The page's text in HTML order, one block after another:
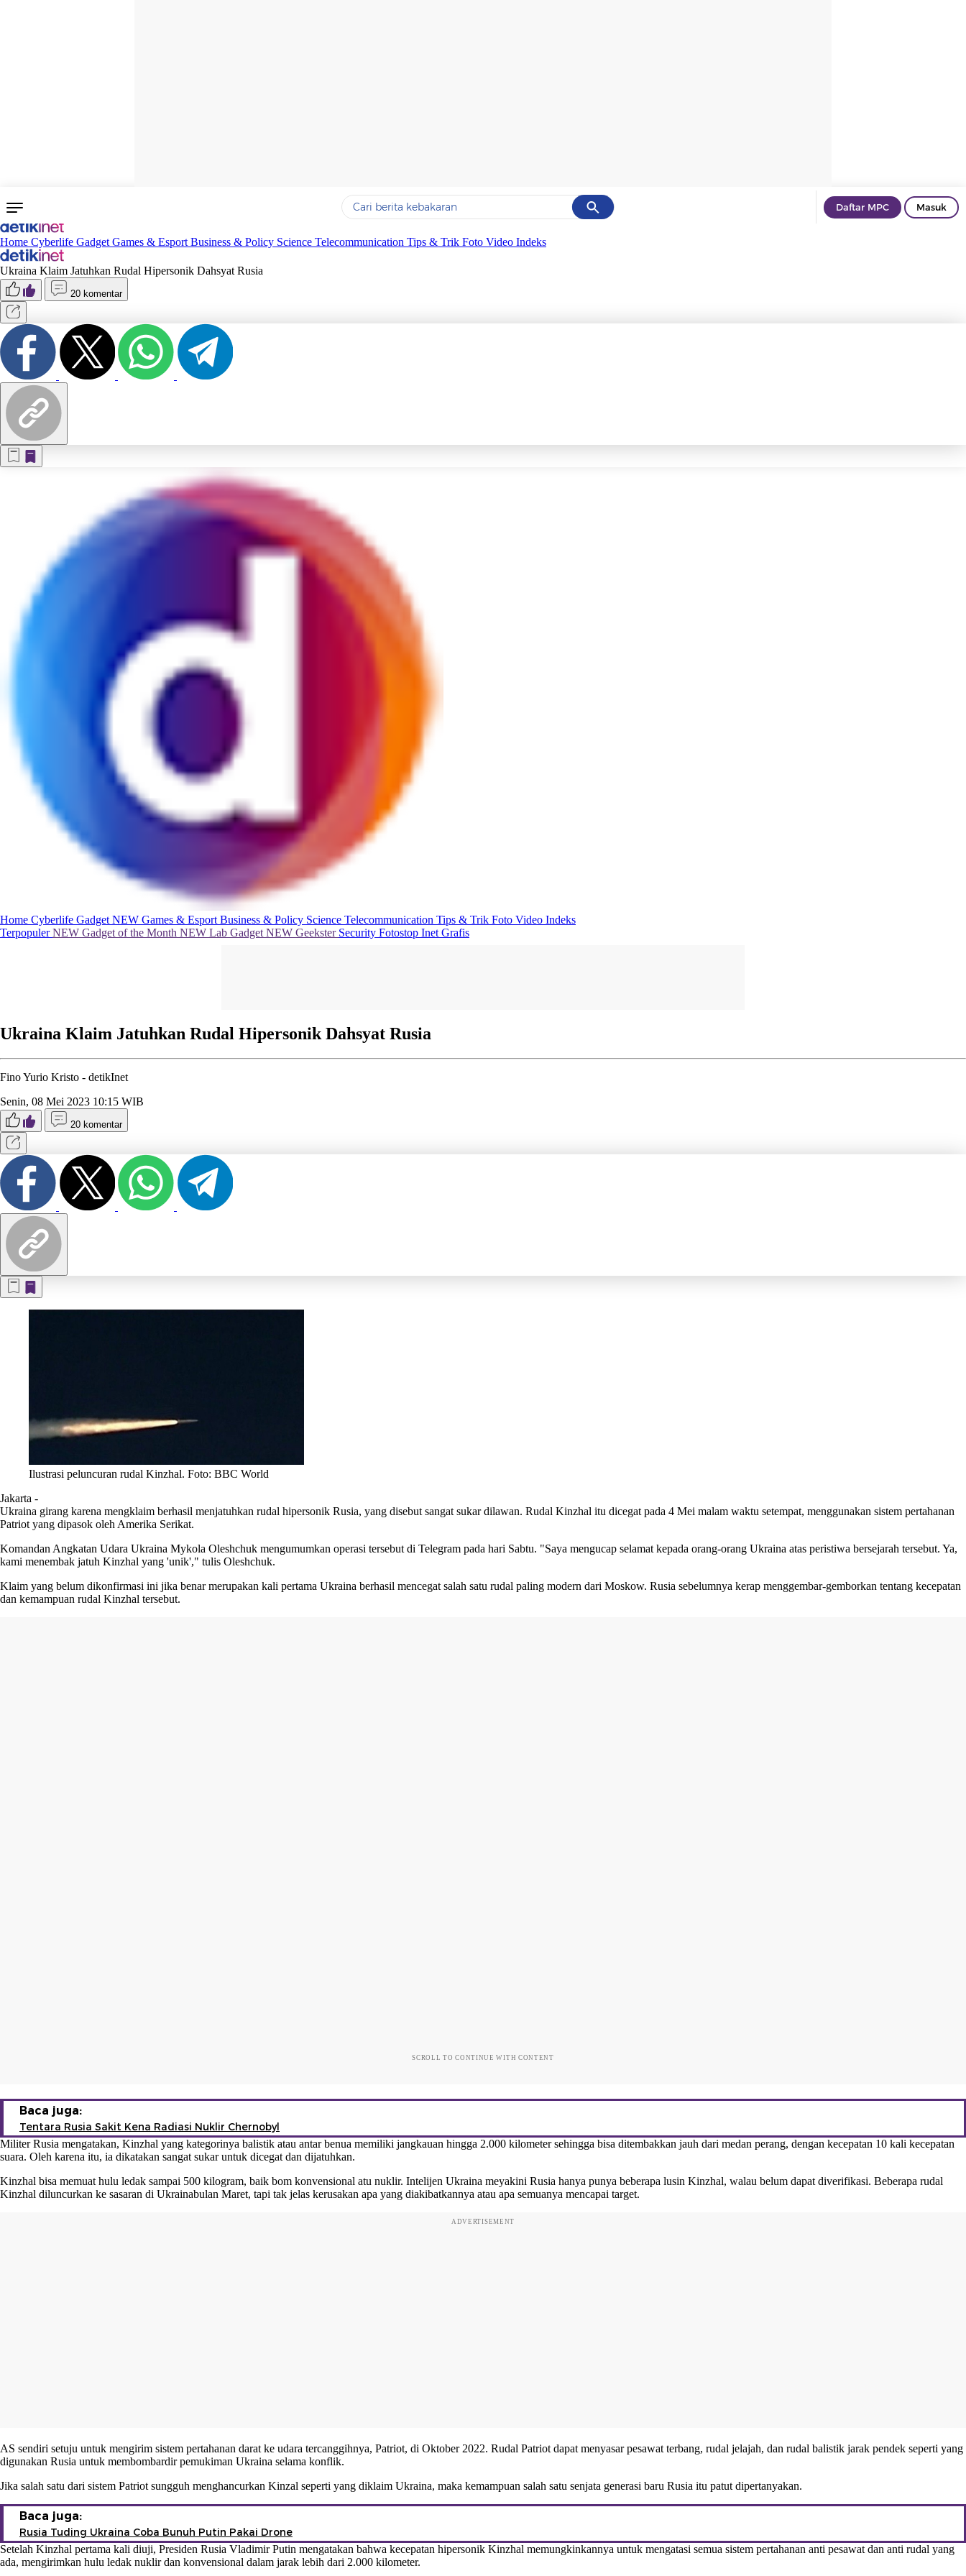
Cancel
Yang sedang ramai dicari
Terakhir yang dicari
Daftar MPC Masuk
Home Cyberlife Gadget Games & Esport Business & Policy Science Telecommunication Tips & Trik Foto Video Indeks
Ukraina Klaim Jatuhkan Rudal Hipersonik Dahsyat Rusia
20 komentar
Home Cyberlife Gadget NEW Games & Esport Business & Policy Science Telecommunication Tips & Trik Foto Video Indeks
TerpopulerNEW Gadget of the Month NEW Lab Gadget NEW Geekster Security Fotostop Inet Grafis
Ukraina Klaim Jatuhkan Rudal Hipersonik Dahsyat Rusia
Fino Yurio Kristo - detikInet
Senin, 08 Mei 2023 10:15 WIB
20 komentar
Ilustrasi peluncuran rudal Kinzhal. Foto: BBC World
Jakarta -
Ukraina girang karena mengklaim berhasil menjatuhkan rudal hipersonik Rusia, yang disebut sangat sukar dilawan. Rudal Kinzhal itu dicegat pada 4 Mei malam waktu setempat, menggunakan sistem pertahanan
Patriot yang dipasok oleh Amerika Serikat.
Komandan Angkatan Udara Ukraina Mykola Oleshchuk mengumumkan operasi tersebut di Telegram pada hari Sabtu. "Saya mengucap selamat kepada orang-orang Ukraina atas peristiwa bersejarah tersebut. Ya,
kami menembak jatuh Kinzhal yang 'unik'," tulis Oleshchuk.
Klaim yang belum dikonfirmasi ini jika benar merupakan kali pertama Ukraina berhasil mencegat salah satu rudal paling modern dari Moskow. Rusia sebelumnya kerap menggembar-gemborkan tentang kecepatan
dan kemampuan rudal Kinzhal tersebut.
SCROLL TO CONTINUE WITH CONTENT
Baca juga:
Tentara Rusia Sakit Kena Radiasi Nuklir Chernobyl
Militer Rusia mengatakan, Kinzhal yang kategorinya balistik atau antar benua memiliki jangkauan hingga 2.000 kilometer sehingga bisa ditembakkan jauh dari medan perang, dengan kecepatan 10 kali kecepatan
suara. Oleh karena itu, ia dikatakan sangat sukar untuk dicegat dan dijatuhkan.
Kinzhal bisa memuat hulu ledak sampai 500 kilogram, baik bom konvensional atu nuklir. Intelijen Ukraina meyakini Rusia hanya punya beberapa lusin Kinzhal, walau belum dapat diverifikasi. Beberapa rudal
Kinzhal diluncurkan ke sasaran di Ukrainabulan Maret, tapi tak jelas kerusakan apa yang diakibatkannya atau apa semuanya mencapai target.
ADVERTISEMENT
AS sendiri setuju untuk mengirim sistem pertahanan darat ke udara tercanggihnya, Patriot, di Oktober 2022. Rudal Patriot dapat menyasar pesawat terbang, rudal jelajah, dan rudal balistik jarak pendek seperti yang
digunakan Rusia untuk membombardir pemukiman Ukraina selama konflik.
Jika salah satu dari sistem Patriot sungguh menghancurkan Kinzal seperti yang diklaim Ukraina, maka kemampuan salah satu senjata generasi baru Rusia itu patut dipertanyakan.
Baca juga:
Rusia Tuding Ukraina Coba Bunuh Putin Pakai Drone
Setelah Kinzhal pertama kali diuji, Presiden Rusia Vladimir Putin mengatakan bahwa kecepatan hipersonik Kinzhal memungkinkannya untuk mengatasi semua sistem pertahanan anti pesawat dan anti rudal yang
ada, mengirimkan hulu ledak nuklir dan konvensional dalam jarak lebih dari 2.000 kilometer.